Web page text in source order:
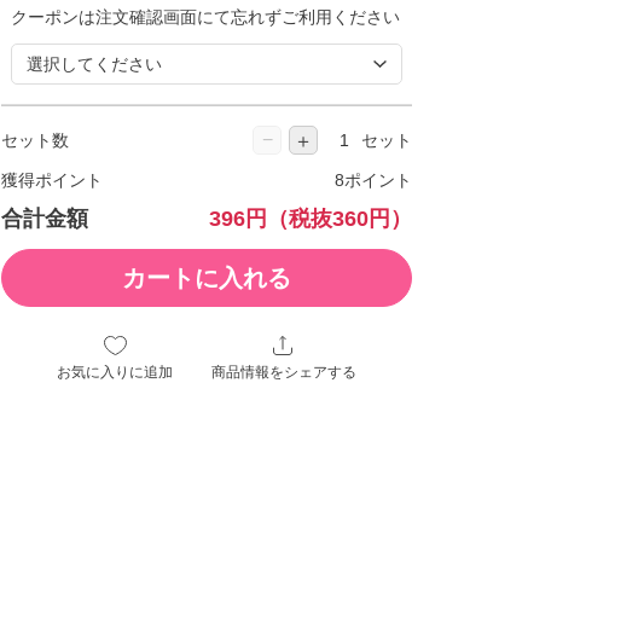
クーポンは注文確認画面にて忘れずご利用ください
セット数 − ＋ セット
獲得ポイント 8ポイント
合計金額 396円 （税抜360円）
カートに入れる
お気に入りに追加 商品情報をシェアする